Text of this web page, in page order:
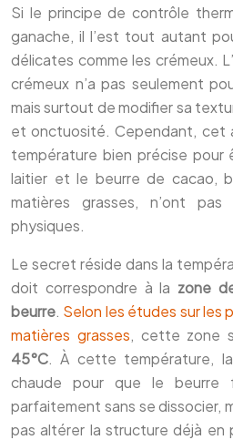
Si le principe de contrôle
ganache, il l’est tout autant
délicates comme les crémeux.
crémeux n’a pas seulement
mais surtout de modifier sa
et onctuosité. Cependant, cet
température bien précise
laitier et le beurre de cacao,
matières grasses, n’ont
physiques.
Le secret réside dans la
doit correspondre à la zone
beurre. Selon les études sur les
matières grasses, cette zone
45°C. À cette température,
chaude pour que le beurre
parfaitement sans se dissocier,
pas altérer la structure déjà en